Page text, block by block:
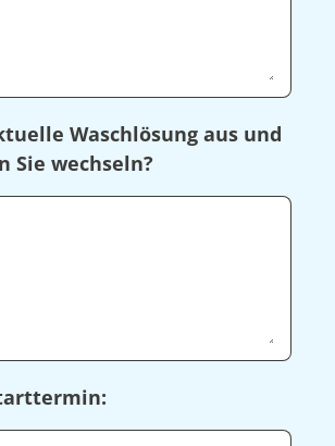
Waschlösung aus und
Sie wechseln?